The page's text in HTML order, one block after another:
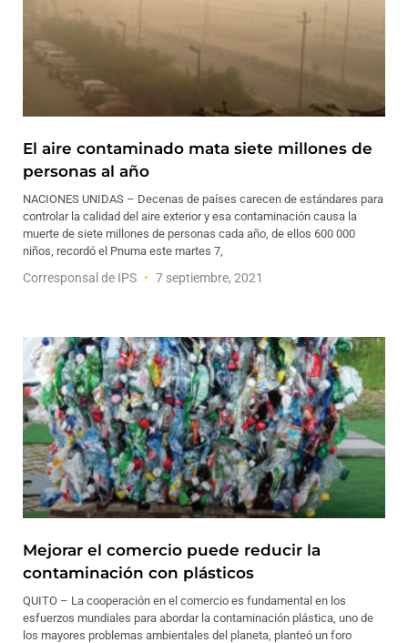
El aire contaminado mata siete millones de
personas al año
NACIONES UNIDAS – Decenas de países carecen de estándares para
controlar la calidad del aire exterior y esa contaminación causa la
muerte de siete millones de personas cada año, de ellos 600 000
niños, recordó el Pnuma este martes 7,
Corresponsal de IPS 7 septiembre, 2021
Mejorar el comercio puede reducir la
contaminación con plásticos
QUITO – La cooperación en el comercio es fundamental en los
esfuerzos mundiales para abordar la contaminación plástica, uno de
los mayores problemas ambientales del planeta, planteó un foro